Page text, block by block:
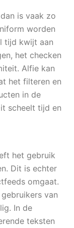
is vaak zo
worden
tijd kwijt aan
het checken
Alfie kan
het filteren en
in de
scheelt tijd en
het gebruik
Dit is echter
omgaat.
van
In de
teksten